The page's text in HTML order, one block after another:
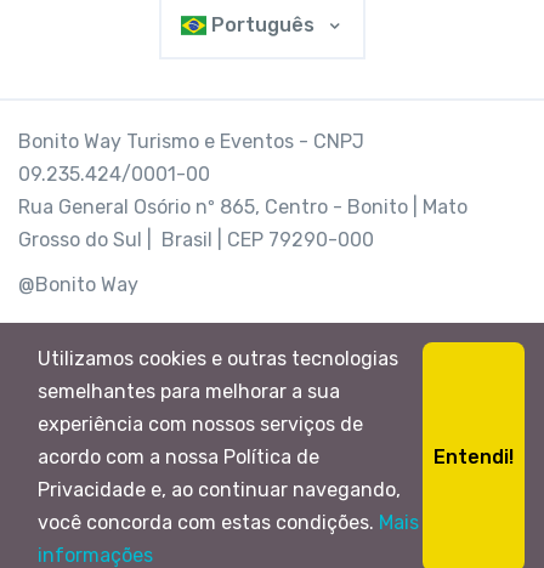
R$120,00
Português
Bonito Way Turismo e Eventos - CNPJ
09.235.424/0001-00
Rua General Osório nº 865, Centro - Bonito | Mato
Grosso do Sul | Brasil | CEP 79290-000
@Bonito Way
Utilizamos cookies e outras tecnologias
semelhantes para melhorar a sua
experiência com nossos serviços de
acordo com a nossa Política de
Privacidade e, ao continuar navegando,
você concorda com estas condições. Mais
informações
Entendi!